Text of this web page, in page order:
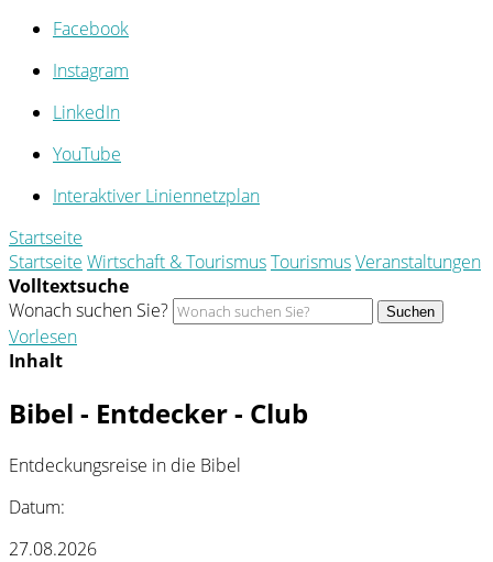
Facebook
Instagram
LinkedIn
YouTube
Interaktiver Liniennetzplan
Startseite
Startseite Wirtschaft & TourismusTourismusVeranstaltungen
Volltextsuche
Wonach suchen Sie?
Suchen
Vorlesen
Inhalt
Bibel - Entdecker - Club
Entdeckungsreise in die Bibel
Datum:
27.08.2026